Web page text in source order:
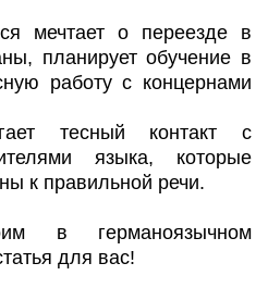
мечтает о переезде в
планирует обучение в
работу с концернами
тесный контакт с
языка, которые
к правильной речи.
в германоязычном
для вас!